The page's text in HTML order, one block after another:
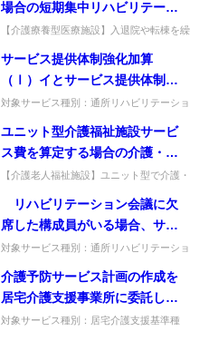
場合の短期集中リハビリテーシ
ョン実施加算の算定はどうなる
【介護療養型医療施設】入退院や転棟を繰
実施加算の算定。同じ施設への再入院は退
院日から3か月経過が必要（...
サービス提供体制強化加算
（Ⅰ）イとサービス提供体制強
化加算（Ⅰ）ロは同時に取得す
ることは可能か。不可である場
合は、サービス提供体制強化加
算（Ⅰ）イを取得していた事業
所が、実地指導等によって、介
護福祉士の割合が60％を下回っ
ていたことが判明した場合は、
全額返還となるのか。
対象サービス種別：通所リハビリテーショ
応型通所介護,短期入所生活介護,短期入所
療養介護,福祉用具貸...
ユニット型介護福祉施設サービ
ス費を算定する場合の介護・看
護職員の員数について
【介護老人福祉施設】ユニット型で介護・
たす必要があるか。ユニット部分全体で
3：1を満たせばよく、ユニッ...
リハビリテーション会議に欠
席した構成員がいる場合、サー
ビス担当者会議と同様に照会と
いう形をとるのか。
対象サービス種別：通所リハビリテーショ
ン会議」質問 リハビリテーション会議に
欠席した構成員がいる場合、...
介護予防サービス計画の作成を
居宅介護支援事業所に委託した
場合の同意は、保健師が行わな
対象サービス種別：居宅介護支援基準種